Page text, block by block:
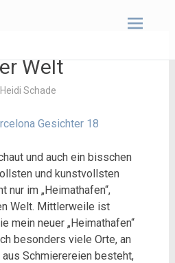
Welt
Heidi Schade
und auch ein bisschen
und kunstvollsten
nur im „Heimathafen“,
Welt. Mittlerweile ist
mein neuer „Heimathafen“
besonders viele Orte, an
Schmierereien besteht,